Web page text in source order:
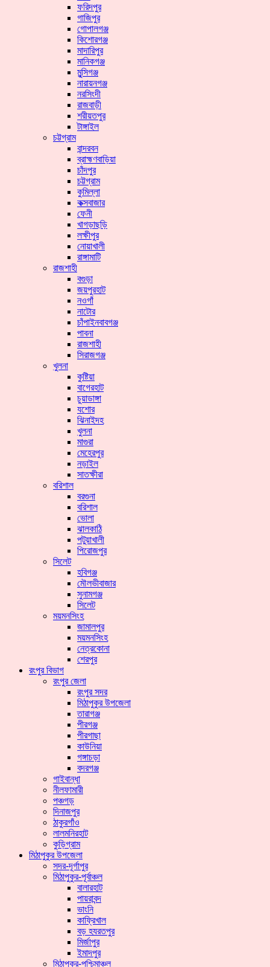
ফরিদপুর
গাজিপুর
গোপালগঞ্জ
কিশোরগঞ্জ
মাদারিপুর
মানিকগঞ্জ
মুন্সিগঞ্জ
নারায়নগঞ্জ
নরসিংদী
রাজবাড়ী
শরীয়তপুর
টাঙ্গাইল
চট্টগ্রাম
বান্দরবন
ব্রাহ্মণবাড়িয়া
চাঁদপুর
চট্টগ্রাম
কুমিল্লা
কক্সবাজার
ফেনী
খাগড়াছড়ি
লক্ষীপুর
নোয়াখালী
রাঙ্গামাটি
রাজশাহী
বগুড়া
জয়পুরহাট
নওগাঁ
নাটোর
চাঁপাইনবাবগঞ্জ
পাবনা
রাজশাহী
সিরাজগঞ্জ
খুলনা
কুষ্টিয়া
বাগেরহাট
চুয়াডাঙ্গা
যশোর
ঝিনাইদহ
খুলনা
মাগুরা
মেহেরপুর
নড়াইল
সাতক্ষীরা
বরিশাল
বরগুনা
বরিশাল
ভোলা
ঝালকাঠি
পটুয়াখালী
পিরোজপুর
সিলেট
হবিগঞ্জ
মৌলভীবাজার
সুনামগঞ্জ
সিলেট
ময়মনসিংহ
জামালপুর
ময়মনসিংহ
নেত্রকোনা
শেরপুর
রংপুর বিভাগ
রংপুর জেলা
রংপুর সদর
মিঠাপুকুর উপজেলা
তারাগঞ্জ
পীরগঞ্জ
পীরগাছা
কাউনিয়া
গঙ্গাচড়া
বদরগঞ্জ
গাইবান্ধা
নীলফামারী
পঞ্চগড়
দিনাজপুর
ঠাকুরগাঁও
লালমনিরহাট
কুড়িগ্রাম
মিঠাপুকুর উপজেলা
সদর-দূর্গাপুর
মিঠাপুকুর-পূর্বাঞ্চল
বালারহাট
পায়রাবন্দ
ভাংনি
কাফ্রিখাল
বড় হযরতপুর
মির্জাপুর
ইমাদপুর
মিঠাপুকুর-পশ্চিমাঞ্চল